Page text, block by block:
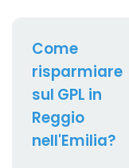
Come
risparmiare
sul GPL in
Reggio
nell'Emilia?